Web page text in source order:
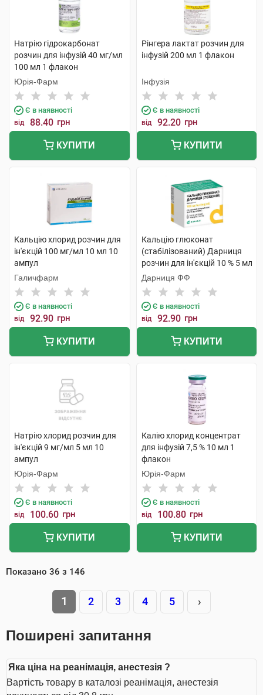
Натрію гідрокарбонат
розчин для інфузій 40 мг/мл
100 мл 1 флакон
Юрія-Фарм
Є в наявності
від 88.40 грн
КУПИТИ
Рінгера лактат розчин для
інфузій 200 мл 1 флакон
Інфузія
Є в наявності
від 92.20 грн
КУПИТИ
Кальцію хлорид розчин для
ін'єкцій 100 мг/мл 10 мл 10
ампул
Галичфарм
Є в наявності
від 92.90 грн
КУПИТИ
Кальцію глюконат
(стабілізований) Дарниця
розчин для ін'єкцій 10 % 5 мл
10 ампул
Дарниця ФФ
Є в наявності
від 92.90 грн
КУПИТИ
Натрію хлорид розчин для
ін'єкцій 9 мг/мл 5 мл 10
ампул
Юрія-Фарм
Є в наявності
від 100.60 грн
КУПИТИ
Калію хлорид концентрат
для інфузій 7,5 % 10 мл 1
флакон
Юрія-Фарм
Є в наявності
від 100.80 грн
КУПИТИ
Показано 36 з 146
1 2 3 4 5 ›
Поширені запитання
Яка ціна на реанімація, анестезія ?
Вартість товару в каталозі реанімація, анестезія